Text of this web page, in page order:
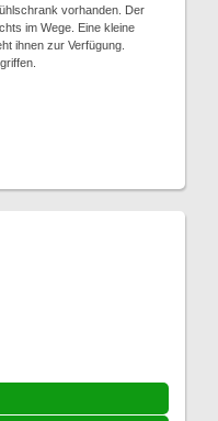
vorhanden. Der
im Wege. Eine kleine
ihnen zur Verfügung.